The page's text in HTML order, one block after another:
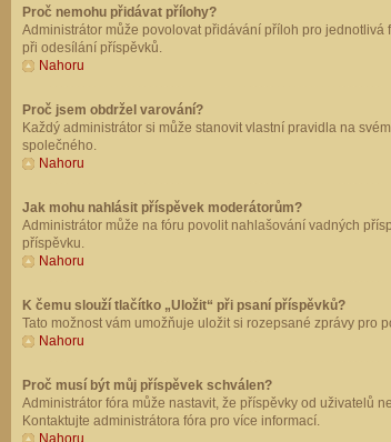
Proč nemohu přidávat přílohy?
Administrátor může povolovat přidávání příloh pro
při odesílání příspěvků.
Nahoru
Proč jsem obdržel varování?
Každý administrátor si může stanovit vlastní pravidla na
společného.
Nahoru
Jak mohu nahlásit příspěvek moderátorům?
Administrátor může na fóru povolit nahlašování vadných
příspěvku.
Nahoru
K čemu slouží tlačítko „Uložit“ při psaní příspěvků?
Tato možnost vám umožňuje uložit si rozepsané zprávy
Nahoru
Proč musí být můj příspěvek schválen?
Administrátor fóra může nastavit, že příspěvky od uživatelů
Kontaktujte administrátora fóra pro více informací.
Nahoru